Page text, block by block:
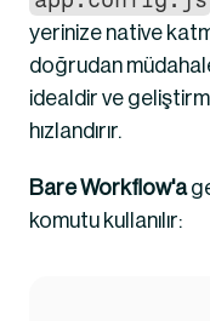
yerinize native
doğrudan
idealdir ve
hızlandırır.
Bare Workflow'a
komutu kullanılır: